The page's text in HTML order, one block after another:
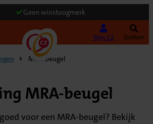
Geen winstoogmerk
Mijn CZ Zoeken
MRA beugel
MRA-beugel
voor een MRA-beugel? Bekijk